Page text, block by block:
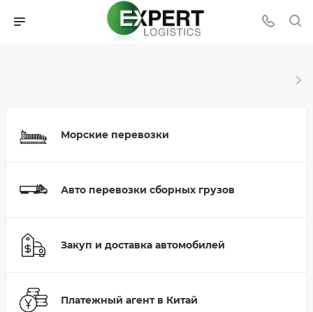
Морские перевозки
Авто перевозки сборных грузов
Закуп и доставка автомобилей
Платежный агент в Китай